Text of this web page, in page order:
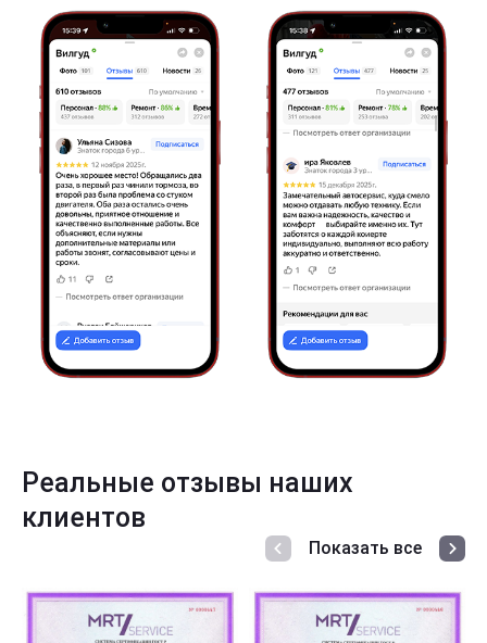
Реальные отзывы наших
клиентов
Показать все